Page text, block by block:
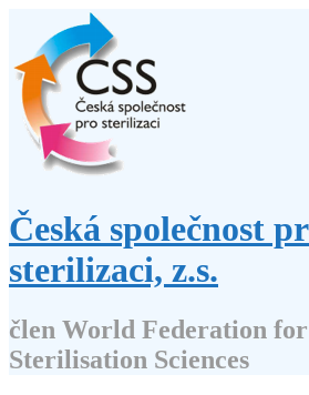
obsahu
webu
Česká společnost
sterilizaci, z.s.
člen World Federation
Sterilisation Sciences